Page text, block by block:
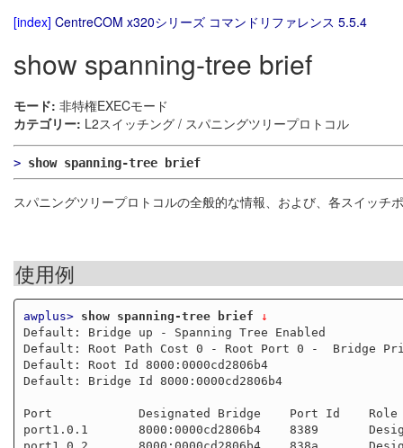
[index] CentreCOM x320シリーズ コマンドリファレンス 5.5.4
show spanning-tree brief
モード: 非特権EXECモード
カテゴリー: L2スイッチング / スパニングツリープロトコル
> show spanning-tree brief
スパニングツリープロトコルの全般的な情報、および、各スイッチ
使用例
awplus> show spanning-tree brief ↓
Default: Bridge up - Spanning Tree Enabled
Default: Root Path Cost 0 - Root Port 0 -  Bridge
Default: Root Id 8000:0000cd2806b4
Default: Bridge Id 8000:0000cd2806b4
Port            Designated Bridge    Port Id
port1.0.1       8000:0000cd2806b4    8389